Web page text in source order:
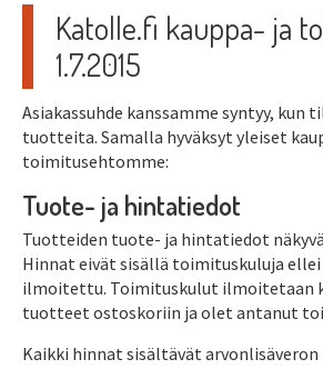
Katolle.fi kauppa- ja
1.7.2015
Asiakassuhde kanssamme syntyy, kun
tuotteita. Samalla hyväksyt yleiset
toimitusehtomme:
Tuote- ja hintatiedot
Tuotteiden tuote- ja hintatiedot
Hinnat eivät sisällä toimituskuluja
ilmoitettu. Toimituskulut ilmoitetaan
tuotteet ostoskoriin ja olet antanut
Kaikki hinnat sisältävät arvonlisäveron